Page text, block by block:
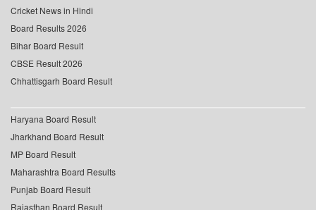
Cricket News in Hindi
Board Results 2026
Bihar Board Result
CBSE Result 2026
Chhattisgarh Board Result
Haryana Board Result
Jharkhand Board Result
MP Board Result
Maharashtra Board Results
Punjab Board Result
Rajasthan Board Result